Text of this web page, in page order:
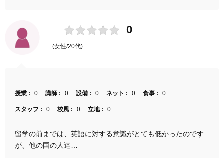
(女性/20代)
0
授業 : 0 講師 : 0 設備 : 0 ネット : 0 食事 : 0
スタッフ : 0 校風 : 0 立地 : 0
留学の前までは、英語に対する意識がとても低かったのです
が、他の国の人達…